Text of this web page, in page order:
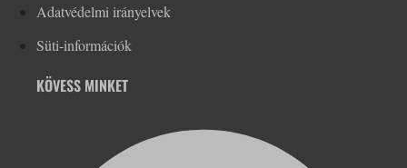
Adatvédelmi irányelvek
Süti-információk
KÖVESS MINKET